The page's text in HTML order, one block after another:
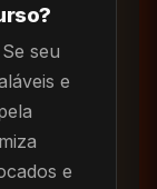
seu
e
e